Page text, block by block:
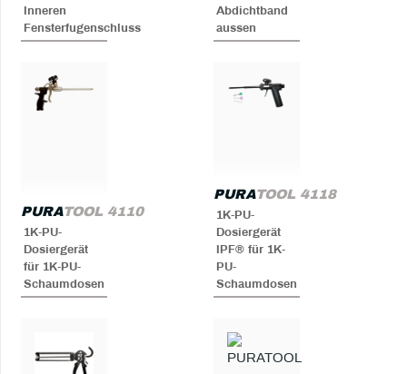
Inneren
Fensterfugenschluss
Abdichtband
aussen
PURATOOL 4110
1K-PU-
Dosiergerät
für 1K-PU-
Schaumdosen
PURATOOL 4118
1K-PU-
Dosiergerät
IPF® für 1K-
PU-
Schaumdosen